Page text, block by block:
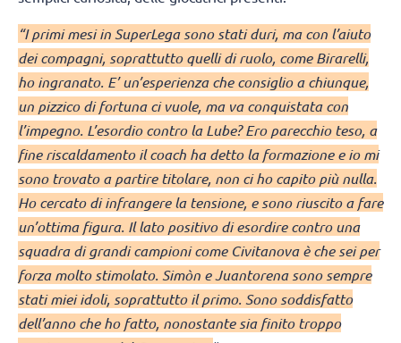
“I primi mesi in SuperLega sono stati duri, ma con l’aiuto
dei compagni, soprattutto quelli di ruolo, come Birarelli,
ho ingranato. E’ un’esperienza che consiglio a chiunque,
un pizzico di fortuna ci vuole, ma va conquistata con
l’impegno. L’esordio contro la Lube? Ero parecchio teso, a
fine riscaldamento il coach ha detto la formazione e io mi
sono trovato a partire titolare, non ci ho capito più nulla.
Ho cercato di infrangere la tensione, e sono riuscito a fare
un’ottima figura. Il lato positivo di esordire contro una
squadra di grandi campioni come Civitanova è che sei per
forza molto stimolato. Simòn e Juantorena sono sempre
stati miei idoli, soprattutto il primo. Sono soddisfatto
dell’anno che ho fatto, nonostante sia finito troppo